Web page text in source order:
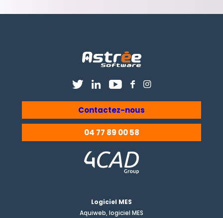
Contactez-nous
04 77 89 00 58
Logiciel MES
Aquiweb, logiciel MES